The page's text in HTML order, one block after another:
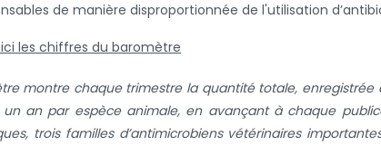
de manière disproportionnée de l'utilisation
les chiffres du baromètre
montre chaque trimestre la quantité totale, enregistrée
un an par espèce animale, en avançant à chaque
trois familles d’antimicrobiens vétérinaires